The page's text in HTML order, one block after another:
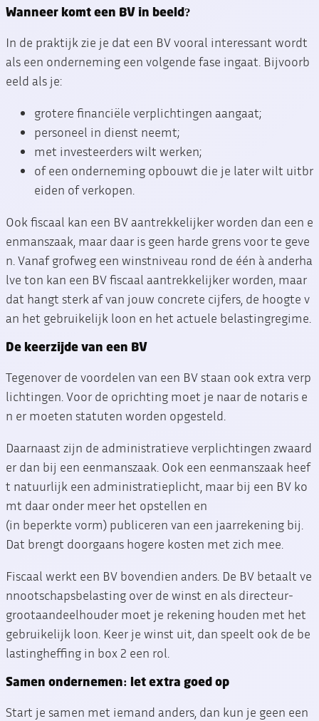
Wanneer komt een BV in beeld?
In de praktijk zie je dat een BV vooral interessant wordt
als een onderneming een volgende fase ingaat. Bijvoorb
eeld als je:
grotere financiële verplichtingen aangaat;
personeel in dienst neemt;
met investeerders wilt werken;
of een onderneming opbouwt die je later wilt uitbr
eiden of verkopen.
Ook fiscaal kan een BV aantrekkelijker worden dan een e
enmanszaak, maar daar is geen harde grens voor te geve
n. Vanaf grofweg een winstniveau rond de één à anderha
lve ton kan een BV fiscaal aantrekkelijker worden, maar
dat hangt sterk af van jouw concrete cijfers, de hoogte v
an het gebruikelijk loon en het actuele belastingregime.
De keerzijde van een BV
Tegenover de voordelen van een BV staan ook extra verp
lichtingen. Voor de oprichting moet je naar de notaris e
n er moeten statuten worden opgesteld.
Daarnaast zijn de administratieve verplichtingen zwaard
er dan bij een eenmanszaak. Ook een eenmanszaak heef
t natuurlijk een administratieplicht, maar bij een BV ko
mt daar onder meer het opstellen en
(in beperkte vorm) publiceren van een jaarrekening bij.
Dat brengt doorgaans hogere kosten met zich mee.
Fiscaal werkt een BV bovendien anders. De BV betaalt ve
nnootschapsbelasting over de winst en als directeur-
grootaandeelhouder moet je rekening houden met het
gebruikelijk loon. Keer je winst uit, dan speelt ook de be
lastingheffing in box 2 een rol.
Samen ondernemen: let extra goed op
Start je samen met iemand anders, dan kun je geen een